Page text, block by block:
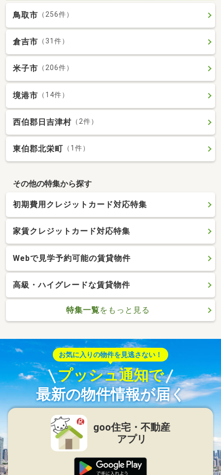
鳥取市 （256件）
倉吉市 （31件）
米子市 （206件）
境港市 （14件）
西伯郡日吉津村 （2件）
東伯郡北栄町 （1件）
その他の特集から探す
初期費用クレジットカード対応特集
家賃クレジットカード対応特集
Webで見学予約可能の賃貸物件
高級・ハイグレードな賃貸物件
特集一覧をもっと見る
お気に入りの物件を見逃さない！
プッシュ通知で
最新の物件情報が届く
goo住宅・不動産
アプリ